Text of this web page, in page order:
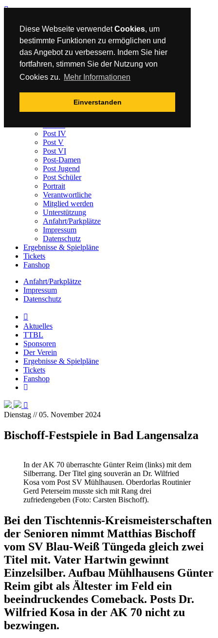
Diese Webseite verwendetCookies, um
bestimmte Funktionen zu ermöglichen und
das Angebot zu verbessern. Indem Sie hier
fortfahren, stimmen Sie der Nutzung von
Cookies zu. Mehr Informationen
Einverstanden
Home
Aktuelles
TTBL
Anfahrt/Parkplätze
Post IV
Post V
Post VI
Post-Damen
Post Jugend
Post Schüler
Portrait
Verantwortliche
Mitglied werden
Unterstützung
Anfahrt/Parkplätze
Impressum
Datenschutz
Ergebnisse & Spielpläne
Tickets
Fanshop
Anfahrt/Parkplätze
Impressum
Datenschutz
Aktuelles
TTBL
Sponsoren
Der Verein
Ergebnisse & Spielpläne
Tickets
Fanshop
Dienstag // 05. November 2024
Bischoff-Festspiele in Bad Langensalza
In der AK 70 überraschte Günter Reim (links) mit dem
Silberrang. Der Titel ging souverän an Dr. Wilfried
Kosa vom Post SV Mühlhausen. Oberdorlas Routinier
Gerd Peterseim musste sich mit Rang drei
zufriedengeben (Foto: Carsten Bischoff).
Bei den Tischtennis-Kreismeisterschaften
der Senioren nimmt Matthias Bischoff
vom SV Blau-Weiß Tüngeda gleich zwei
Titel mit. Vater Hartwin gewinnt
Einzelsilber. Aufbau Mühlhausens Günter
Reim gibt als Ältester im Feld ein
beeindruckendes Comeback. Posts Dr.
Wilfried Kosa in der AK 70 nicht zu
bezwingen.